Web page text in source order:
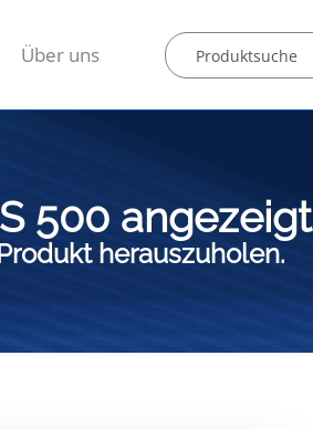
Über uns
500 angezeigt
herauszuholen.